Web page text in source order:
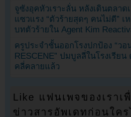
จูซังอุคหัวเราะลั่น หลังเดินตลาด
แซวแรง “ตัวร้ายสุดๆ คนไม่ดี” เ
บทตัวร้ายใน Agent Kim
ครูประจำชั้นออกโรงปกป้อง “วอ
RESCENE” ปมบูลลี่ในโรงเรียน
คลี่คลายแล้ว
Like แฟนเพจของเราเ
ข่าวสารอัพเดทก่อนใค